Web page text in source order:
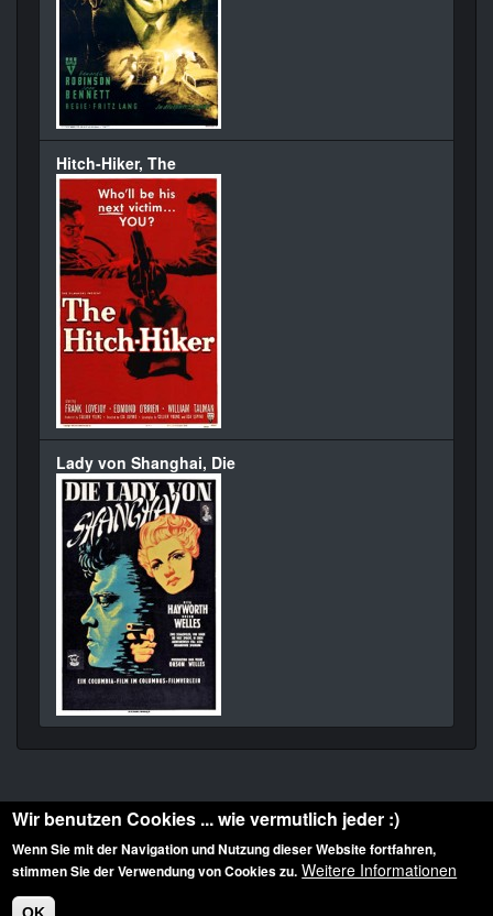
Hitch-Hiker, The
Lady von Shanghai, Die
Diese Website ist urheberrechtlich geschützt: © 2010-2026 der Film Noir de. Alle
Rechte vorbehalten.
Wir benutzen Cookies ... wie vermutlich jeder :)
Wenn Sie mit der Navigation und Nutzung dieser Website fortfahren,
stimmen Sie der Verwendung von Cookies zu. Weitere Informationen